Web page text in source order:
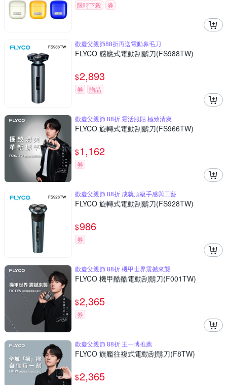
限時下殺
券
歡慶父親節88折再送電動鼻毛刀
FLYCO 感應式電動刮鬍刀(FS988TW)
$2,893
券 贈品
歡慶父親節 88折 靈活服貼 極致清爽
FLYCO 旋轉式電動刮鬍刀(FS966TW)
$1,162
券
歡慶父親節 88折 成就頂級手感與工藝
FLYCO 旋轉式電動刮鬍刀(FS928TW)
$986
券
歡慶父親節 88折 機甲世界震撼來襲
FLYCO 機甲酷酷電動刮鬍刀(F001TW)
$2,365
券
歡慶父親節 88折 王一博推薦
FLYCO 旗艦往複式電動刮鬍刀(F8TW)
$2,365